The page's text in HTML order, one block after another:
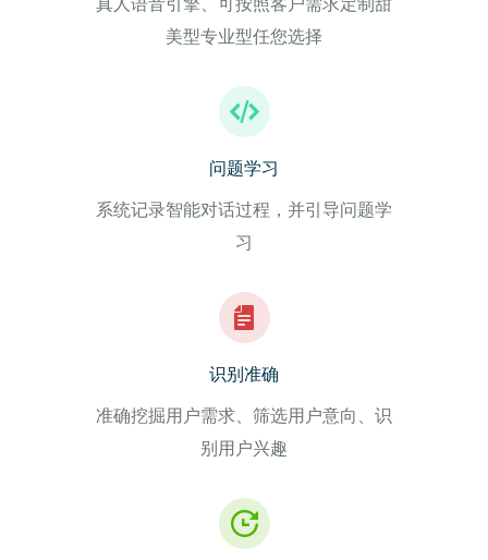
美型专业型任您选择
问题学习
系统记录智能对话过程，并引导问题学
习
识别准确
准确挖掘用户需求、筛选用户意向、识
别用户兴趣